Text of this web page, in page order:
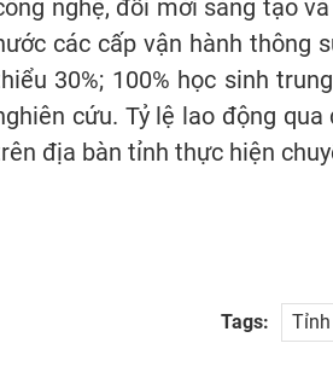
nghệ, đổi mới sáng tạo
các cấp vận hành thông
30%; 100% học sinh
cứu. Tỷ lệ lao động
địa bàn tỉnh thực hiện
Tags: